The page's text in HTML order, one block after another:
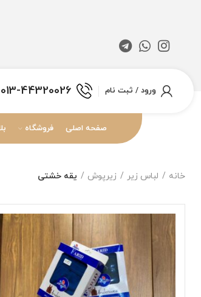
ورود / ثبت نام 013-44320026
صفحه اصلی فروشگاه
خانه لباس زیر زیرپوش یقه خشتی